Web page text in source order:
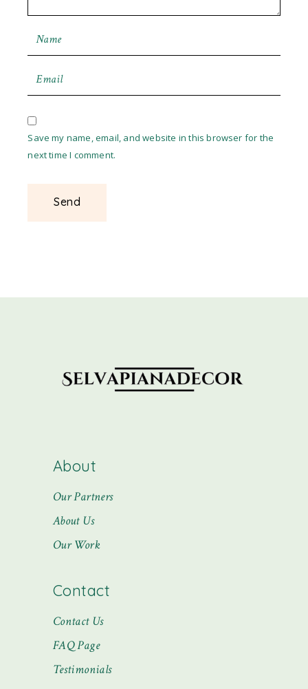
Save my name, email, and website in this browser for the
next time I comment.
About
Our Partners
About Us
Our Work
Contact
Contact Us
FAQ Page
Testimonials